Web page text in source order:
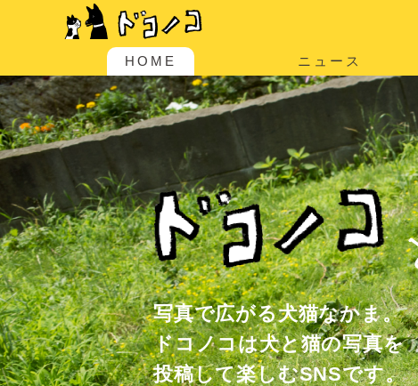
HOME ニュース
写真で広がる犬猫なかま。
ドコノコは犬と猫の写真を
投稿して楽しむSNSです。